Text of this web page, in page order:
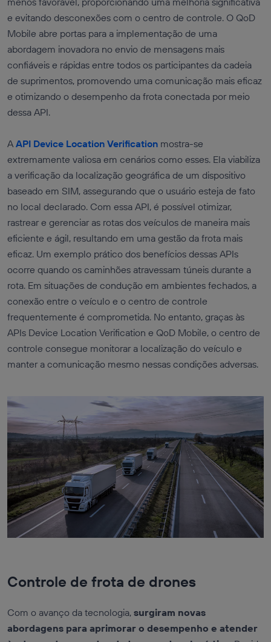
e evitando desconexões com o centro de controle. O QoD
Mobile abre portas para a implementação de uma
abordagem inovadora no envio de mensagens mais
confiáveis e rápidas entre todos os participantes da cadeia
de suprimentos, promovendo uma comunicação mais eficaz
e otimizando o desempenho da frota conectada por meio
dessa API.
A API Device Location Verification mostra-se
extremamente valiosa em cenários como esses. Ela viabiliza
a verificação da localização geográfica de um dispositivo
baseado em SIM, assegurando que o usuário esteja de fato
no local declarado. Com essa API, é possível otimizar,
rastrear e gerenciar as rotas dos veículos de maneira mais
eficiente e ágil, resultando em uma gestão da frota mais
eficaz. Um exemplo prático dos benefícios dessas APIs
ocorre quando os caminhões atravessam túneis durante a
rota. Em situações de condução em ambientes fechados, a
conexão entre o veículo e o centro de controle
frequentemente é comprometida. No entanto, graças às
APIs Device Location Verification e QoD Mobile, o centro de
controle consegue monitorar a localização do veículo e
manter a comunicação mesmo nessas condições adversas.
Controle de frota de drones
Com o avanço da tecnologia, surgiram novas
abordagens para aprimorar o desempenho e atender